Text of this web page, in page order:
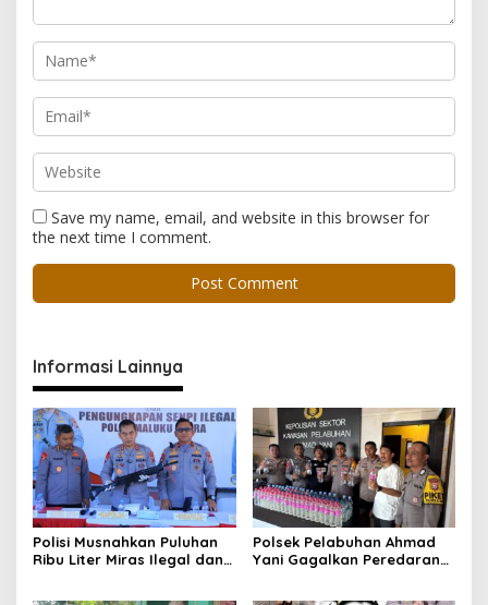
Save my name, email, and website in this browser for
the next time I comment.
Informasi Lainnya
Polisi Musnahkan Puluhan
Ribu Liter Miras Ilegal dan
Polsek Pelabuhan Ahmad
Yani Gagalkan Peredaran